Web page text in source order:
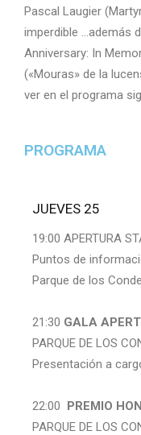
Pascal Laugier
imperdible …además
Anniversary: In
(«Mouras» de la
ver en el programa
PROGRAMA
JUEVES 25
19:00 APERTURA
Puntos de
Parque de los
21:30 GALA
PARQUE DE LOS
Presentación a
22:00 PREMIO
PARQUE DE LOS